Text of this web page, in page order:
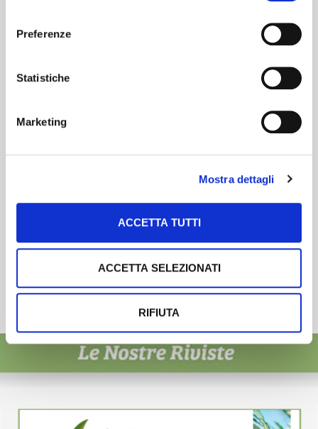
Preferenze
Statistiche
Marketing
Mostra dettagli
ACCETTA TUTTI
ACCETTA SELEZIONATI
RIFIUTA